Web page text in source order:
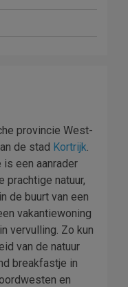
provincie West-
de stad Kortrijk.
is een aanrader
prachtige natuur,
de buurt van een
vakantiewoning
vervulling. Zo kun
van de natuur
breakfastje in
en